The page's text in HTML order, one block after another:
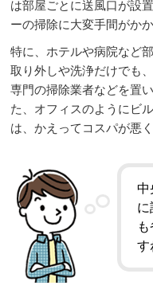
は部屋ごとに送風口が設
ーの掃除に大変手間がかか
特に、ホテルや病院など
取り外しや洗浄だけでも
専門の掃除業者などを置
た、オフィスのようにビ
は、かえってコスパが悪
中
に
す